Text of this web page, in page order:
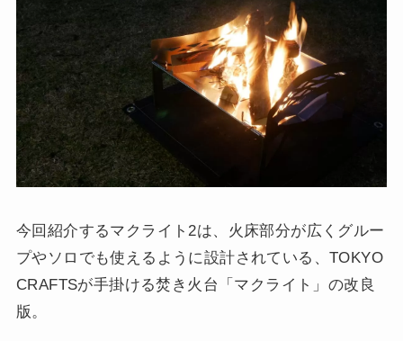
今回紹介するマクライト2は、火床部分が広くグルー
プやソロでも使えるように設計されている、TOKYO
CRAFTSが手掛ける焚き火台「マクライト」の改良
版。